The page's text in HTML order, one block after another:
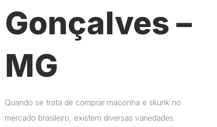
Gonçalves –
MG
Quando se trata de comprar maconha e skunk no
mercado brasileiro, existem diversas variedades